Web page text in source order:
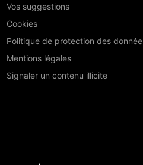
Vos suggestions
Cookies
Politique de protection des
Mentions légales
Signaler un contenu illicite